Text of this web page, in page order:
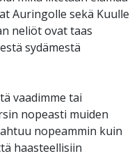
Auringolle sekä Kuulle
neliöt ovat taas
sydämestä
vaadimme tai
nopeasti muiden
nopeammin kuin
haasteellisiin